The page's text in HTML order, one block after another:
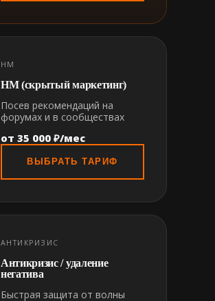
HM
HM (скрытый маркетинг)
Посев рекомендаций на
форумах и в сообществах
от 35 000 ₽/мес
ВЫБРАТЬ ТАРИФ
АНТИКРИЗИС
Антикризис / удаление
негатива
Быстрая защита от волны